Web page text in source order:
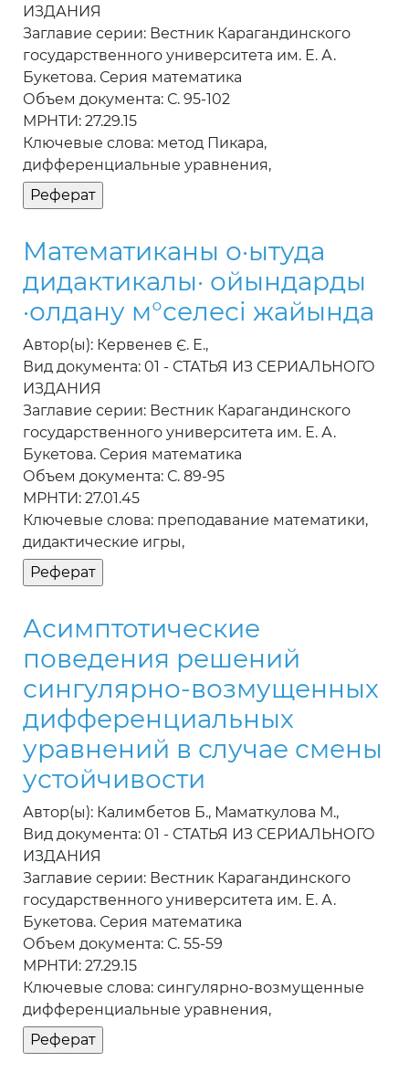
ИЗДАНИЯ
Заглавие серии: Вестник Карагандинского
государственного университета им. Е. А.
Букетова. Серия математика
Объем документа: С. 95-102
МРНТИ: 27.29.15
Ключевые слова: метод Пикара,
дифференциальные уравнения,
Математиканы о·ытуда
дидактикалы· ойындарды
·олдану м°селесi жайында
Автор(ы): Кервенев Є. Е.,
Вид документа: 01 - СТАТЬЯ ИЗ СЕРИАЛЬНОГО
ИЗДАНИЯ
Заглавие серии: Вестник Карагандинского
государственного университета им. Е. А.
Букетова. Серия математика
Объем документа: С. 89-95
МРНТИ: 27.01.45
Ключевые слова: преподавание математики,
дидактические игры,
Асимптотические
поведения решений
сингулярно-возмущенных
дифференциальных
уравнений в случае смены
устойчивости
Автор(ы): Калимбетов Б., Маматкулова М.,
Вид документа: 01 - СТАТЬЯ ИЗ СЕРИАЛЬНОГО
ИЗДАНИЯ
Заглавие серии: Вестник Карагандинского
государственного университета им. Е. А.
Букетова. Серия математика
Объем документа: С. 55-59
МРНТИ: 27.29.15
Ключевые слова: сингулярно-возмущенные
дифференциальные уравнения,